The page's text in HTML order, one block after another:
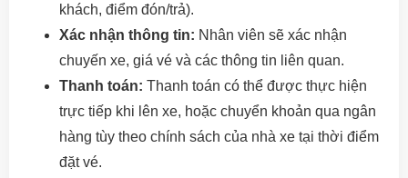
khách, điểm đón/trả).
Xác nhận thông tin: Nhân viên sẽ xác nhận
chuyến xe, giá vé và các thông tin liên quan.
Thanh toán: Thanh toán có thể được thực hiện
trực tiếp khi lên xe, hoặc chuyển khoản qua ngân
hàng tùy theo chính sách của nhà xe tại thời điểm
đặt vé.